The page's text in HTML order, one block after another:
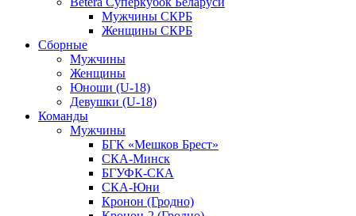
Мужчины СКРБ
Женщины СКРБ
Сборные
Мужчины
Женщины
Юноши (U-18)
Девушки (U-18)
Команды
Мужчины
БГК «Мешков Брест»
СКА-Минск
БГУФК-СКА
СКА-Юни
Кронон (Гродно)